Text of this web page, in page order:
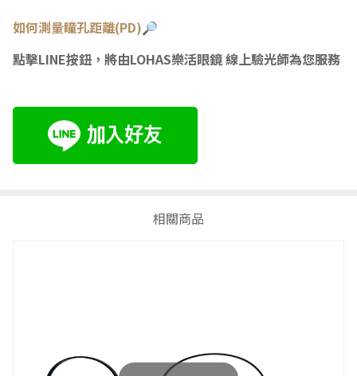
如何測量瞳孔距離(PD)🔎
點擊LINE按鈕，將由LOHAS樂活眼鏡 線上驗光師為您服務
相關商品